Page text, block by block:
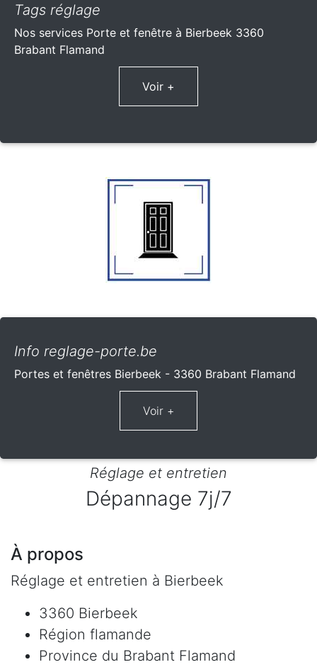
Tags réglage
Nos services Porte et fenêtre à Bierbeek 3360
Brabant Flamand
Voir +
Info reglage-porte.be
Portes et fenêtres Bierbeek - 3360 Brabant Flamand
Réglage et entretien
Dépannage 7j/7
À propos
Réglage et entretien à Bierbeek
3360 Bierbeek
Région flamande
Province du Brabant Flamand